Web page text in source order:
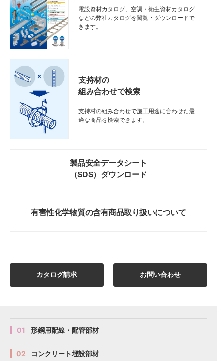
電設資材カタログ、空調・衛生資材カタログ
などの弊社カタログを閲覧・ダウンロードで
きます。
支持材の
組み合わせで検索
支持材の組み合わせで施工用途に合わせた最
適な商品を検索できます。
製品安全データシート
（SDS）ダウンロード
有害性化学物質の含有商品取り扱いについて
カタログ請求 お問い合わせ
01 形鋼用配線・配管部材
02 コンクリート埋設部材